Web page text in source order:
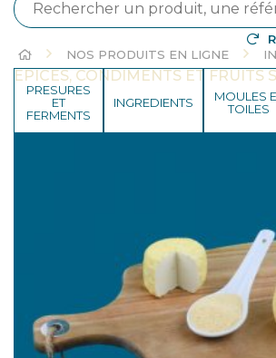
PRESURES
ET
FERMENTS
INGREDIENTS
MOULES
TOILES
LABORATOIRE, CONTROLE
HOME NOS PRODUITS EN LIGNE
EPICES, CONDIMENTS ET FRUITS